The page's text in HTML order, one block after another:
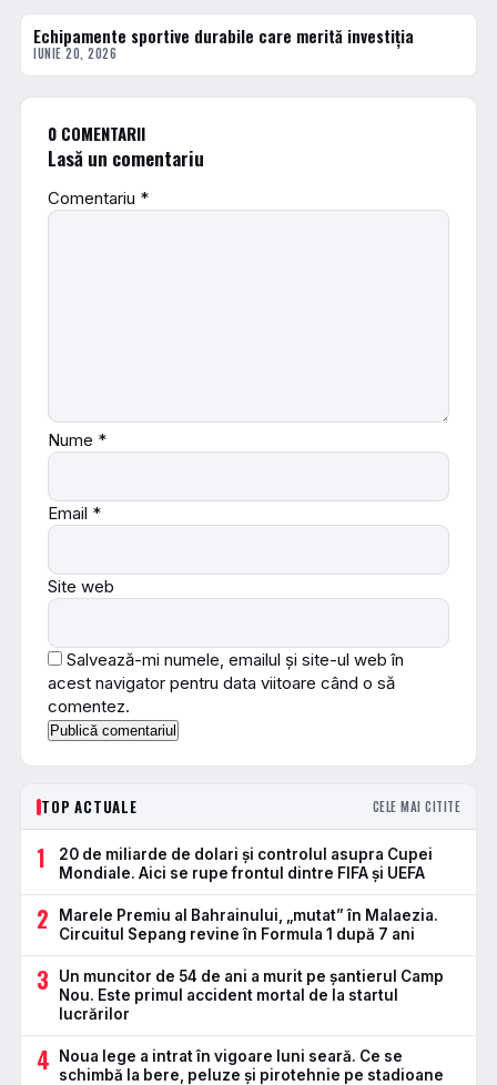
ACTUALE
Echipamente sportive durabile care merită investiția
IUNIE 20, 2026
0 COMENTARII
Lasă un comentariu
Comentariu *
Nume *
Email *
Site web
Salvează-mi numele, emailul și site-ul web în
acest navigator pentru data viitoare când o să
comentez.
TOP ACTUALE CELE MAI CITITE
1
20 de miliarde de dolari și controlul asupra Cupei
Mondiale. Aici se rupe frontul dintre FIFA și UEFA
2
Marele Premiu al Bahrainului, „mutat” în Malaezia.
Circuitul Sepang revine în Formula 1 după 7 ani
3
Un muncitor de 54 de ani a murit pe șantierul Camp
Nou. Este primul accident mortal de la startul
lucrărilor
4
Noua lege a intrat în vigoare luni seară. Ce se
schimbă la bere, peluze și pirotehnie pe stadioane